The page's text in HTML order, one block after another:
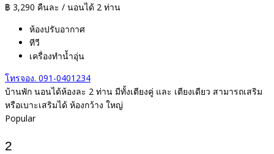
฿ 3,290 คืนละ / นอนได้ 2 ท่าน
ห้องปรับอากาศ
ทีวี
เครื่องทำน้ำอุ่น
โทรจอง. 091-0401234
บ้านพัก นอนได้ห้องละ 2 ท่าน มีทั้งเตียงคู่ และ เตียงเดียว สามารถเสริม
หรือเบาะเสริมได้ ห้องกว้าง ใหญ่
Popular
2